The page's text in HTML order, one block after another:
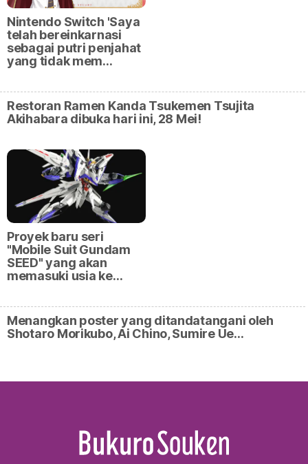
Nintendo Switch 'Saya
telah bereinkarnasi
sebagai putri penjahat
yang tidak mem…
Restoran Ramen Kanda Tsukemen Tsujita
Akihabara dibuka hari ini, 28 Mei!
Proyek baru seri
"Mobile Suit Gundam
SEED" yang akan
memasuki usia ke…
Menangkan poster yang ditandatangani oleh
Shotaro Morikubo, Ai Chino, Sumire Ue…